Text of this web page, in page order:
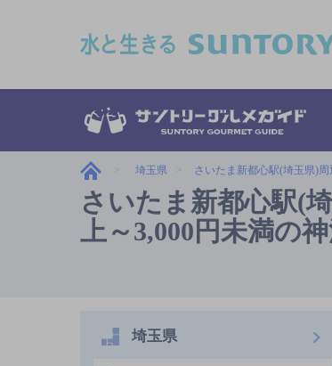
埼玉県 さいたま新都心駅(埼玉県)周
さいたま新都心駅(
上～3,000円未満の
埼玉県